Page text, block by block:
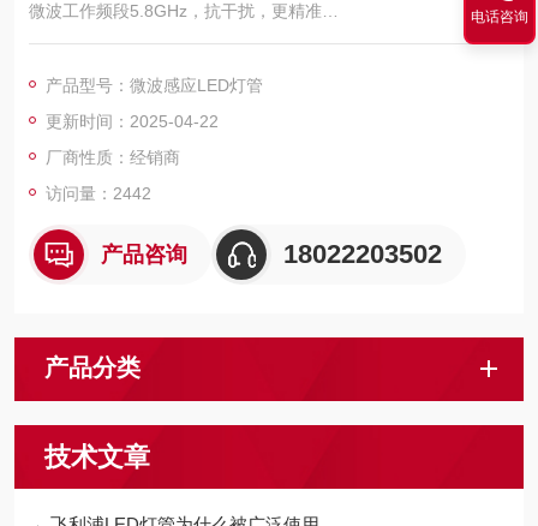
微波工作频段5.8GHz，抗干扰，更精准
平均寿命30,000小时，大幅降低更换频率
产品型号：微波感应LED灯管
更新时间：2025-04-22
厂商性质：经销商
访问量：2442
产品咨询 18022203502
产品分类
技术文章
电话咨询